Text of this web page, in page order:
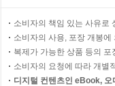
소비자의 책임 있는 사유로
소비자의 사용, 포장 개봉
복제가 가능한 상품 등의
소비자의 요청에 따라 개별
디지털 컨텐츠인 eBook,